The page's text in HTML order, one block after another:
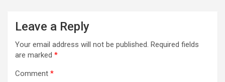
Leave a Reply
Your email address will not be published. Required fields
are marked *
Comment *